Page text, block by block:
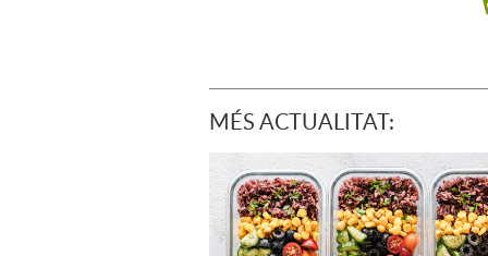
MÉS ACTUALITAT: